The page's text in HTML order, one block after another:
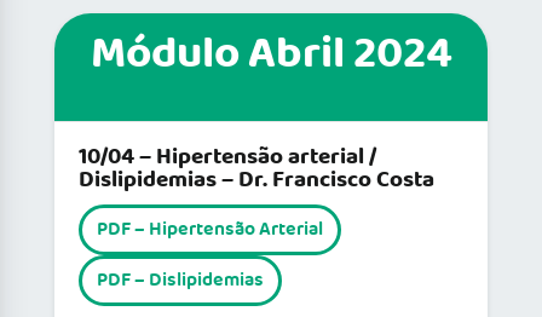
Módulo Abril 2024
10/04 – Hipertensão arterial /
Dislipidemias – Dr. Francisco Costa
PDF – Hipertensão Arterial
PDF – Dislipidemias